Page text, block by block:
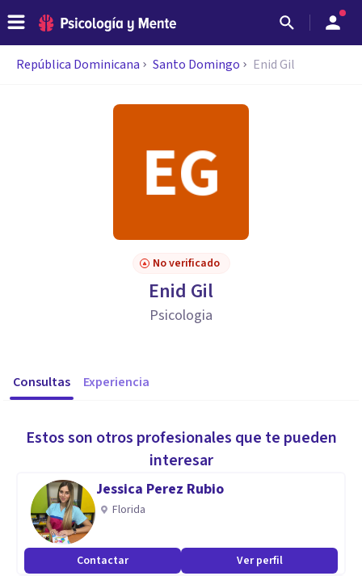
República Dominicana Santo Domingo Enid Gil
No verificado
Enid Gil
Psicologia
Consultas Experiencia
Estos son otros profesionales que te pueden
interesar
Jessica Perez Rubio
Florida
Contactar Ver perfil